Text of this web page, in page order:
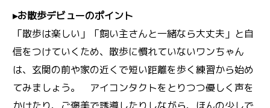
▸お散歩デビューのポイント
「散歩は楽しい」「飼い主さんと一緒なら大丈夫」と自
信をつけていくため、散歩に慣れていないワンちゃん
は、玄関の前や家の近くで短い距離を歩く練習から始め
てみましょう。 アイコンタクトをとりつつ優しく声を